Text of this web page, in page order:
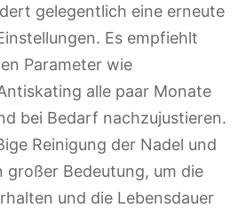
gelegentlich eine erneute
Es empfiehlt
Parameter wie
alle paar Monate
bei Bedarf nachzujustieren.
Reinigung der Nadel und
großer Bedeutung, um die
und die Lebensdauer